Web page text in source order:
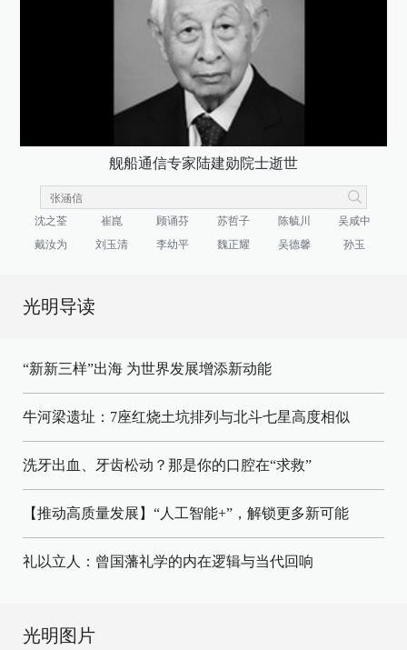
舰船通信专家陆建勋院士逝世
沈之荃 崔崑 顾诵芬 苏哲子 陈毓川
吴咸中
戴汝为
刘玉清 李幼平 魏正耀 吴德馨 孙玉
光明导读
“新新三样”出海 为世界发展增添新动能
牛河梁遗址：7座红烧土坑排列与北斗七星高度相似
洗牙出血、牙齿松动？那是你的口腔在“求救”
【推动高质量发展】“人工智能+”，解锁更多新可能
礼以立人：曾国藩礼学的内在逻辑与当代回响
光明图片